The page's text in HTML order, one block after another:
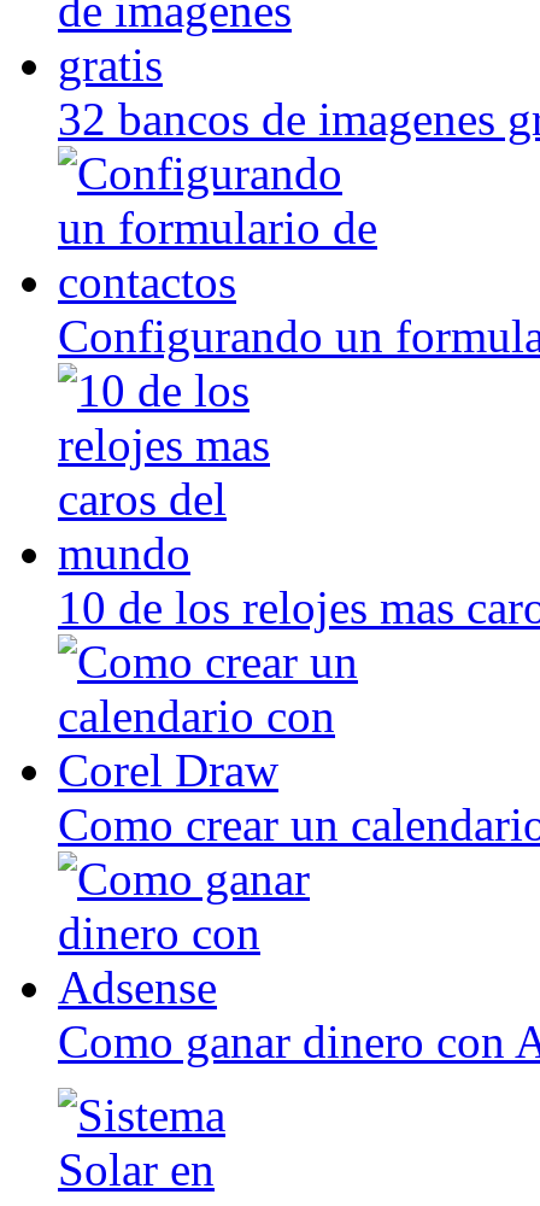
32 bancos de imagenes
Configurando un
10 de los relojes mas
Como crear un
Como ganar dinero con